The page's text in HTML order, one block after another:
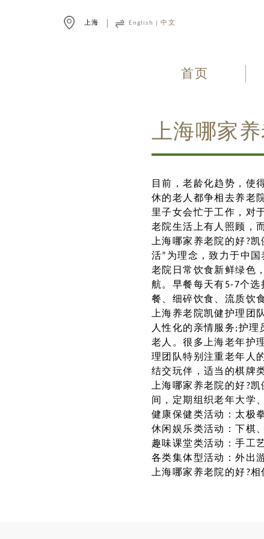
上海 English |中文
首页
上海哪家
目前，老龄化趋势，使
休的老人都争相去养老
里子女会忙于工作，对
老院生活上有人照顾，
上海哪家养老院的好?
活”为理念，致力于中
老院日常饮食新鲜绿色
航。早餐每天有5-7个
餐、细碎饮食、流质饮
上海养老院凯健护理团
人性化的亲情服务;护理
老人。很多上海老年护
理团队特别注重老年人
结交玩伴，适当的棋牌
上海哪家养老院的好?
间，定期组织老年大学
健康保健类活动：太极
休闲娱乐类活动：下棋
趣味课堂类活动：手工
各类集体型活动：外出
上海哪家养老院的好?